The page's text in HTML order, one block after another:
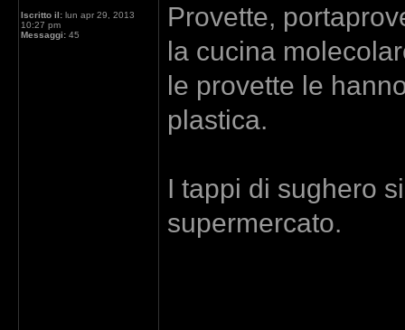
Iscritto il: lun apr 29, 2013
10:27 pm
Messaggi: 45
Provette,
la cucina
le provette le
plastica.
I tappi di sughero
supermercato.